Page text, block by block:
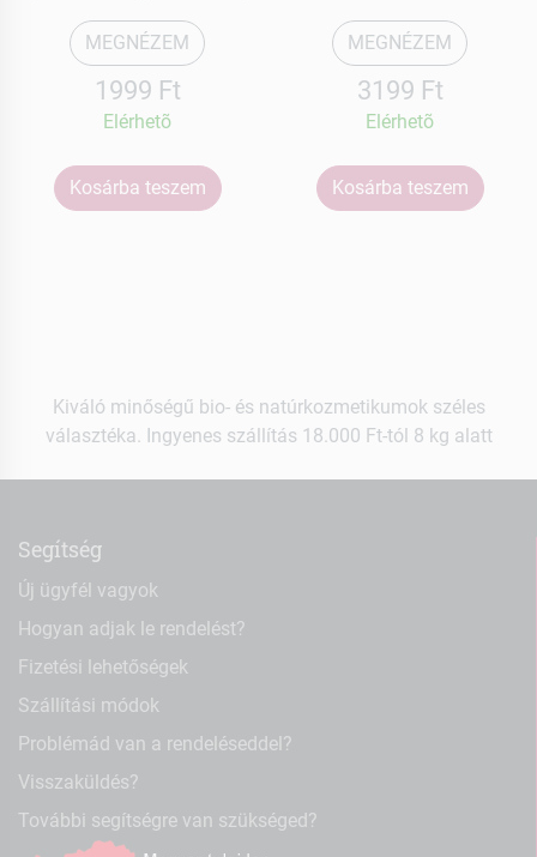
MEGNÉZEM
1999 Ft
Elérhetõ
Kosárba teszem
MEGNÉZEM
3199 Ft
Elérhetõ
Kosárba teszem
Kiváló minőségű bio- és natúrkozmetikumok széles
választéka. Ingyenes szállítás 18.000 Ft-tól 8 kg alatt
Segítség
Új ügyfél vagyok
Hogyan adjak le rendelést?
Fizetési lehetőségek
Szállítási módok
Problémád van a rendeléseddel?
Visszaküldés?
További segítségre van szükséged?